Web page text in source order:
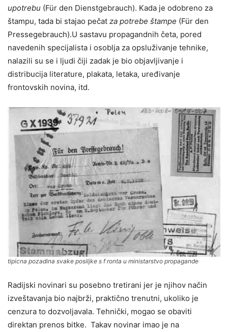
upotrebu (Für den Dienstgebrauch). Kada je odobreno za
štampu, tada bi stajao pečat za potrebe štampe (Für den
Pressegebrauch).U sastavu propagandnih četa, pored
navedenih specijalista i osoblja za opsluživanje tehnike,
nalazili su se i ljudi čiji zadak je bio objavljivanje i
distribucija literature, plakata, letaka, uređivanje
frontovskih novina, itd.
tipicna pozadina svake posiljke s f ronta u ministarstvo propagande
Radijski novinari su posebno tretirani jer je njihov način
izveštavanja bio najbrži, praktično trenutni, ukoliko je
cenzura to dozvoljavala. Tehnički, mogao se obaviti
direktan prenos bitke. Takav novinar imao je na